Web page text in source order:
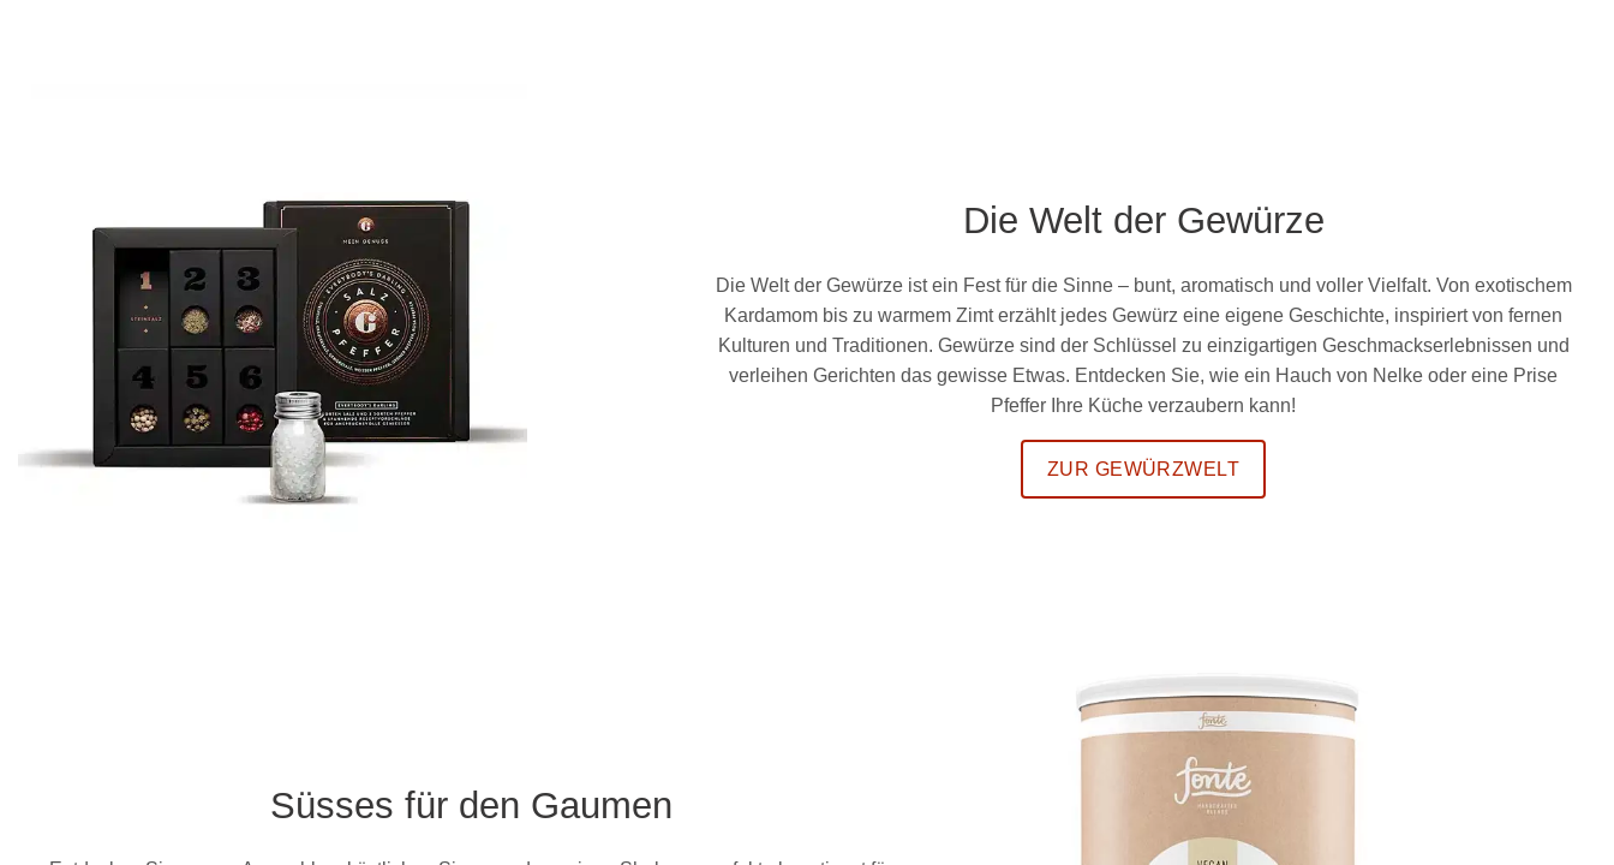
Die Welt der Gewürze
Die Welt der Gewürze ist ein Fest für die Sinne – bunt, aromatisch und voller Vielfalt. Von exotischem
Kardamom bis zu warmem Zimt erzählt jedes Gewürz eine eigene Geschichte, inspiriert von fernen
Kulturen und Traditionen. Gewürze sind der Schlüssel zu einzigartigen Geschmackserlebnissen und
verleihen Gerichten das gewisse Etwas. Entdecken Sie, wie ein Hauch von Nelke oder eine Prise
Pfeffer Ihre Küche verzaubern kann!
ZUR GEWÜRZWELT
Süsses für den Gaumen